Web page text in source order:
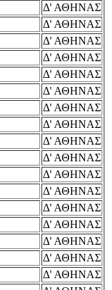
Δ' ΑΘΗΝΑΣ
Δ' ΑΘΗΝΑΣ
Δ' ΑΘΗΝΑΣ
Δ' ΑΘΗΝΑΣ
Δ' ΑΘΗΝΑΣ
Δ' ΑΘΗΝΑΣ
Δ' ΑΘΗΝΑΣ
Δ' ΑΘΗΝΑΣ
Δ' ΑΘΗΝΑΣ
Δ' ΑΘΗΝΑΣ
Δ' ΑΘΗΝΑΣ
Δ' ΑΘΗΝΑΣ
Δ' ΑΘΗΝΑΣ
Δ' ΑΘΗΝΑΣ
Δ' ΑΘΗΝΑΣ
Δ' ΑΘΗΝΑΣ
Δ' ΑΘΗΝΑΣ